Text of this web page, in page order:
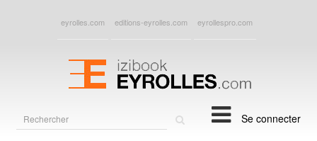
eyrolles.com editions-eyrolles.com eyrollespro.com
Se connecter